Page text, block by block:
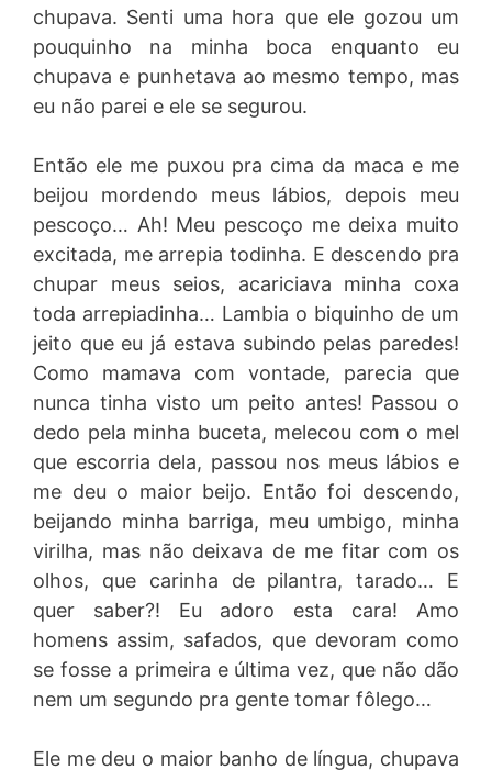
chupava. Senti uma hora que ele gozou um
pouquinho na minha boca enquanto eu
chupava e punhetava ao mesmo tempo, mas
eu não parei e ele se segurou.
Então ele me puxou pra cima da maca e me
beijou mordendo meus lábios, depois meu
pescoço… Ah! Meu pescoço me deixa muito
excitada, me arrepia todinha. E descendo pra
chupar meus seios, acariciava minha coxa
toda arrepiadinha… Lambia o biquinho de um
jeito que eu já estava subindo pelas paredes!
Como mamava com vontade, parecia que
nunca tinha visto um peito antes! Passou o
dedo pela minha buceta, melecou com o mel
que escorria dela, passou nos meus lábios e
me deu o maior beijo. Então foi descendo,
beijando minha barriga, meu umbigo, minha
virilha, mas não deixava de me fitar com os
olhos, que carinha de pilantra, tarado… E
quer saber?! Eu adoro esta cara! Amo
homens assim, safados, que devoram como
se fosse a primeira e última vez, que não dão
nem um segundo pra gente tomar fôlego…
Ele me deu o maior banho de língua, chupava